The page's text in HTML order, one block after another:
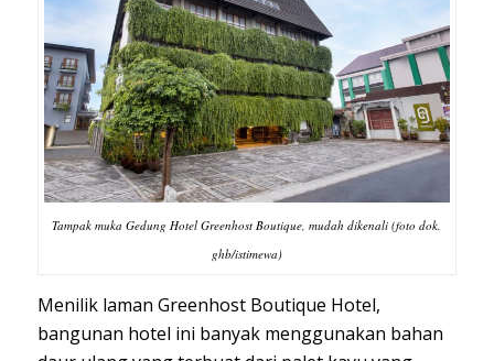
Tampak muka Gedung Hotel Greenhost Boutique, mudah dikenali (foto dok.
ghb/istimewa)
Menilik laman Greenhost Boutique Hotel,
bangunan hotel ini banyak menggunakan bahan